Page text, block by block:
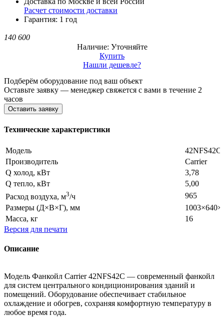
Расчет стоимости доставки
Гарантия: 1 год
140 600
Наличие: Уточняйте
Купить
Нашли дешевле?
Подберём оборудование под ваш объект
Оставьте заявку — менеджер свяжется с вами в течение 2
часов
Оставить заявку
Технические характеристики
Модель
42NFS42C
Производитель
Carrier
Q холод, кВт
3,78
Q тепло, кВт
5,00
Расход воздуха, м3/ч
965
Размеры (Д×В×Г), мм
Масса, кг
16
Версия для печати
Описание
Модель Фанкойл Carrier 42NFS42C — современный фанкойл
для систем центрального кондиционирования зданий и
помещений. Оборудование обеспечивает стабильное
охлаждение и обогрев, сохраняя комфортную температуру в
любое время года.